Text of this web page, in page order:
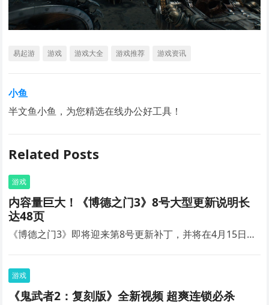
易起游 游戏 游戏大全 游戏推荐 游戏资讯
小鱼
半文鱼小鱼，为您精选在线办公好工具！
Related Posts
游戏
内容量巨大！《博德之门3》8号大型更新说明长
达48页
《博德之门3》即将迎来第8号更新补丁，并将在4月15日…
游戏
《鬼武者2：复刻版》全新视频 超爽连锁必杀